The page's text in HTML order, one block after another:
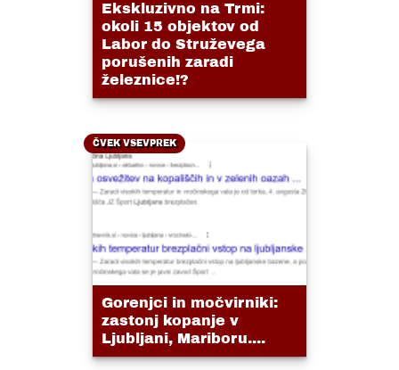
Ekskluzivno na Trmi:
okoli 15 objektov od
Labor do Struževega
porušenih zaradi
železnice!?
ČVEK VSEVPREK
Gorenjci in močvirniki:
zastonj kopanje v
Ljubljani, Mariboru....